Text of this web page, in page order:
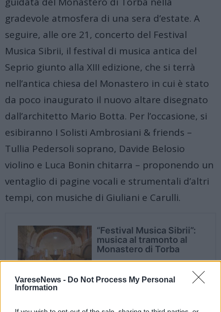
VareseNews - Do Not Process My Personal
Information
gradevole atmosfera di una sera d’estate. A
seguire, alle ore 21, concerto del Festival
Musica Sibrii, il festival di musica antica del
Seprio giunto alla XIII edizione, che si terrà
nell’antica chiesa del Monastero in cui è stato
da poco inaugurato il nuovo altare disegnato
dall’architetto Mario Botta. Per l’occasione, si
esibiranno I Solisti Ambrosiani & friends –
Tullia Pedersoli soprano, Davide Belosio
violino e Luca Bonin chitarra – proponendo un
ventaglio di pagine vocali e strumentali d’altri
tempi, con musiche di Giuliani e Carulli.